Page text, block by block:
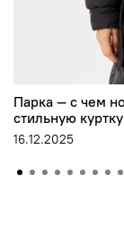
Парка — с чем
стильную куртку
16.12.2025